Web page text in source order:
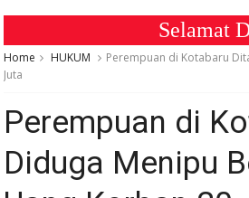
Selamat Datang
Home HUKUM
Perempuan di Kotabaru
Juta
Perempuan di
Diduga Menipu